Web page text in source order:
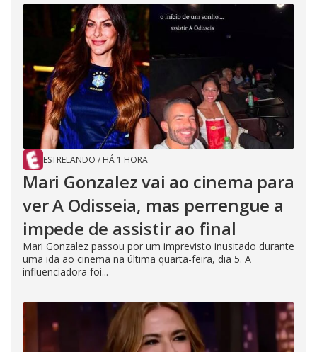
ESTRELANDO / HÁ 1 HORA
Mari Gonzalez vai ao cinema para
ver A Odisseia, mas perrengue a
impede de assistir ao final
Mari Gonzalez passou por um imprevisto inusitado durante
uma ida ao cinema na última quarta-feira, dia 5. A
influenciadora foi...